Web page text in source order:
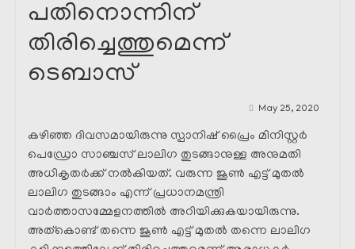
പതിനൊന്നിന്
തിരിച്ചെത്തുമെന്ന്
ടെബാസ്
May 25, 2020
കഴിഞ്ഞ ദിവസമായിരുന്നു സ്പാനിഷ് പ്രൈം മിനിസ്റ്റർ
പെഡ്രോ സാഞ്ചസ് ലാലിഗ തുടങ്ങാനുള്ള അനുമതി
അധികൃതർക്ക് നൽകിയത്. വരുന്ന ജൂൺ എട്ട് മുതൽ
ലാലിഗ തുടങ്ങാം എന്ന് പ്രധാനമന്ത്രി
വാർത്താസമ്മേളനത്തിൽ അറിയിക്കുകയായിരുന്നു.
അത്കൊണ്ട് തന്നെ ജൂൺ എട്ട് മുതൽ തന്നെ ലാലിഗ